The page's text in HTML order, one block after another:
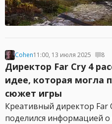
Cohen11:00, 13 июля 2025 8
Директор Far Cry 4
идее, которая могла
сюжет игры
Креативный директор Far
поделился информацией